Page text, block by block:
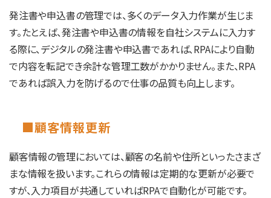
発注書や申込書の管理では、多くのデータ入力作業が生じま
す。たとえば、発注書や申込書の情報を自社システムに入力す
る際に、デジタルの発注書や申込書であれば、RPAにより自動
で内容を転記でき余計な管理工数がかかりません。また、RPA
であれば誤入力を防げるので仕事の品質も向上します。
■顧客情報更新
顧客情報の管理においては、顧客の名前や住所といったさまざ
まな情報を扱います。これらの情報は定期的な更新が必要で
すが、入力項目が共通していればRPAで自動化が可能です。